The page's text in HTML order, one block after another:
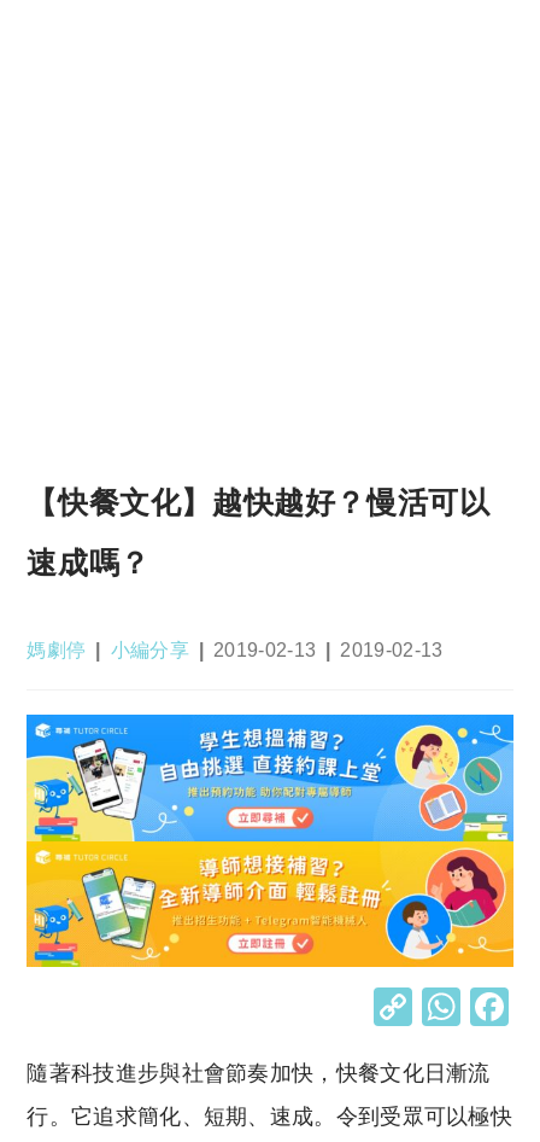
【快餐文化】越快越好？慢活可以
速成嗎？
Post
媽劇停
Post
小編分享
Post
2019-02-13
Post
2019-02-13
C
p
y
W
at
s
隨著科技進步與社會節奏加快，快餐文化日漸流
行。它追求簡化、短期、速成。令到受眾可以極快